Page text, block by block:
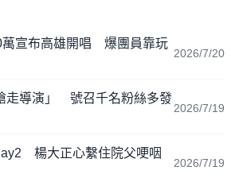
萬宣布高雄開唱 爆團員靠玩
2026/7/20
走導演」 號召千名粉絲多發
2026/7/19
楊大正心繫住院父哽咽
2026/7/19